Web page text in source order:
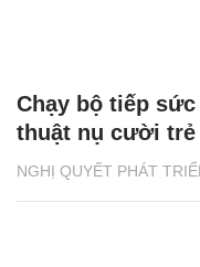
NGHỊ QUYẾT PHÁT
Chạy bộ tiếp
thuật nụ cười trẻ